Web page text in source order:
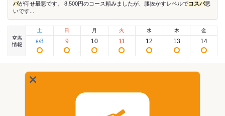
パが何せ最悪です。 8,500円のコース頼みましたが、腰抜かすレベルでコスパ悪
いです...
空席
情報
土
8/8
日
9
月
10
火
11
水
12
木
13
金
14